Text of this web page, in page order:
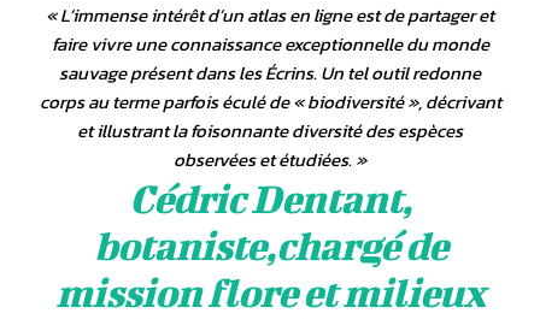
«L’immense intérêt d’un atlas en ligne est de partager et
faire vivre une connaissance exceptionnelle du monde
sauvage présent dans les Écrins. Un tel outil redonne
corps au terme parfois éculé de «biodiversité», décrivant
et illustrant la foisonnante diversité des espèces
observées et étudiées.»
Cédric Dentant,
botaniste,chargé de
mission flore et milieux